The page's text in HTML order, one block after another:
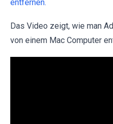
entfernen.
Das Video zeigt, wie man
von einem Mac Computer